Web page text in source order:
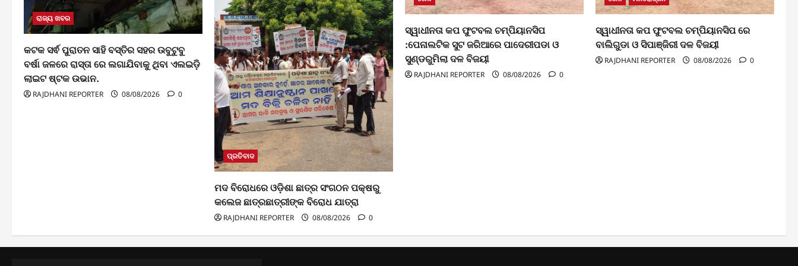
ରାଜ୍ୟ ଖବର
କଟକ ସର୍ଵ ପୁରାତନ ସାହି ବସ୍ତିର ସହର ଉବୁଟୁବୁ
ବର୍ଷା ଜଳରେ ରାସ୍ତା ରେ ଲଗାଯିବାକୁ ଥିବା ଏଲଇଡ଼ି
ଲାଇଟ ଷ୍ଟକ ଉଭାନ.
RAJDHANI REPORTER 08/08/2026 0
ପ୍ରତିବାଦ
ମଦ ବିରୋଧରେ ଓଡ଼ିଶା ଛାତ୍ର ସଂଗଠନ ପକ୍ଷରୁ
କଲେଜ ଛାତ୍ରଛାତ୍ରୀଙ୍କ ବିରୋଧ ଯାତ୍ରା
RAJDHANI REPORTER 08/08/2026 0
ସ୍ୱାଧୀନତା କପ ଫୁଟବଲ ଚମ୍ପିୟାନସିପ
:ପେନାଲଟିକ ସୁଟ ଜରିଆରେ ପାଦେରୀପଡା ଓ
ସୁଣ୍ଡରୁମିଲା ଦଳ ବିଜୟୀ
RAJDHANI REPORTER 08/08/2026 0
ସ୍ୱାଧୀନତା କପ ଫୁଟବଲ ଚମ୍ପିୟାନସିପ ରେ
ବାଲିଗୁଡା ଓ ସିପାଞ୍ଜିରୀ ଦଳ ବିଜୟୀ
RAJDHANI REPORTER 08/08/2026 0